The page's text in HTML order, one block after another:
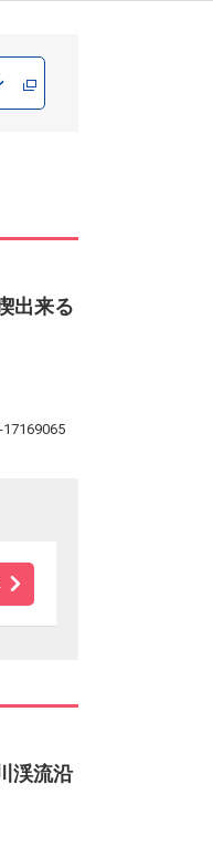
出来る
渓流沿